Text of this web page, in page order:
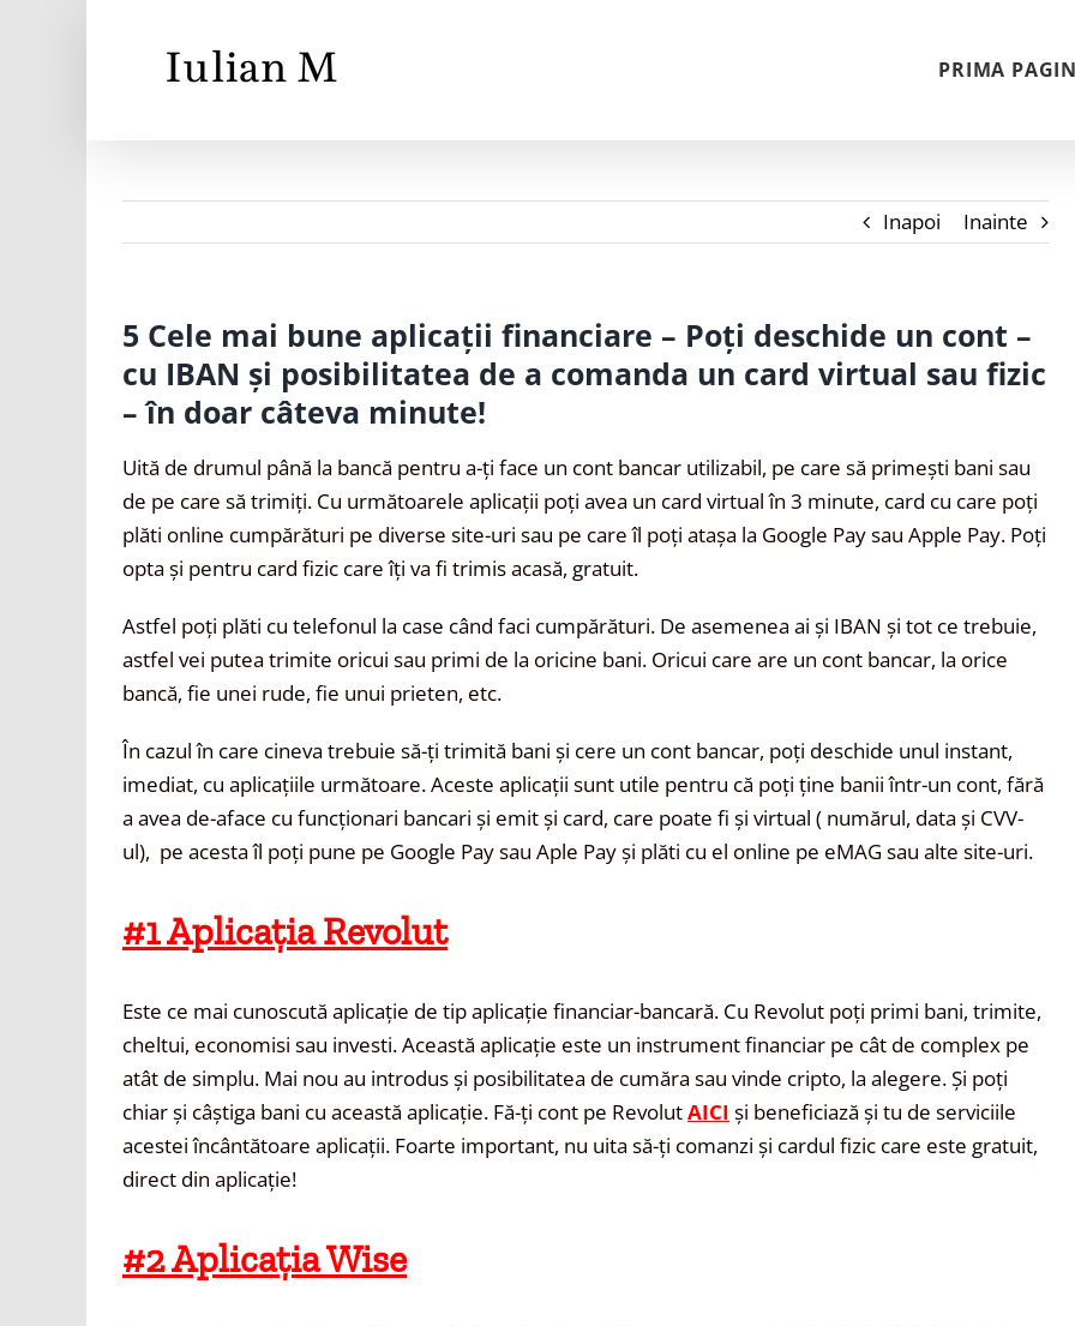
PRIMA
Inapoi Inainte
5 Cele mai bune aplicații financiare – Poți deschide un cont –
cu IBAN și posibilitatea de a comanda un card virtual sau fizic
– în doar câteva minute!
Uită de drumul până la bancă pentru a-ți face un cont bancar utilizabil, pe care să primești bani sau
de pe care să trimiți. Cu următoarele aplicații poți avea un card virtual în 3 minute, card cu care poți
plăti online cumpărături pe diverse site-uri sau pe care îl poți atașa la Google Pay sau Apple Pay. Poți
opta și pentru card fizic care îți va fi trimis acasă, gratuit.
Astfel poți plăti cu telefonul la case când faci cumpărături. De asemenea ai și IBAN și tot ce trebuie,
astfel vei putea trimite oricui sau primi de la oricine bani. Oricui care are un cont bancar, la orice
bancă, fie unei rude, fie unui prieten, etc.
În cazul în care cineva trebuie să-ți trimită bani și cere un cont bancar, poți deschide unul instant,
imediat, cu aplicațiile următoare. Aceste aplicații sunt utile pentru că poți ține banii într-un cont, fără
a avea de-aface cu funcționari bancari și emit și card, care poate fi și virtual ( numărul, data și CVV-
ul), pe acesta îl poți pune pe Google Pay sau Aple Pay și plăti cu el online pe eMAG sau alte site-uri.
#1 Aplicația Revolut
Este ce mai cunoscută aplicație de tip aplicație financiar-bancară. Cu Revolut poți primi bani, trimite,
cheltui, economisi sau investi. Această aplicație este un instrument financiar pe cât de complex pe
atât de simplu. Mai nou au introdus și posibilitatea de cumăra sau vinde cripto, la alegere. Și poți
chiar și câștiga bani cu această aplicație. Fă-ți cont pe RevolutAICI și beneficiază și tu de serviciile
acestei încântătoare aplicații. Foarte important, nu uita să-ți comanzi și cardul fizic care este gratuit,
direct din aplicație!
#2 Aplicația Wise